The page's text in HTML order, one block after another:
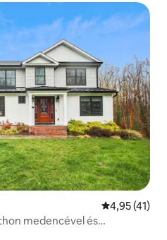
Átlagos
4,95 (41)
medencével és